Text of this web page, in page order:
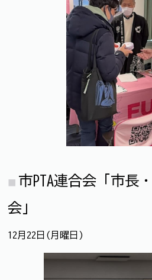
市PTA連合会「市長
会」
12月22日(月曜日)